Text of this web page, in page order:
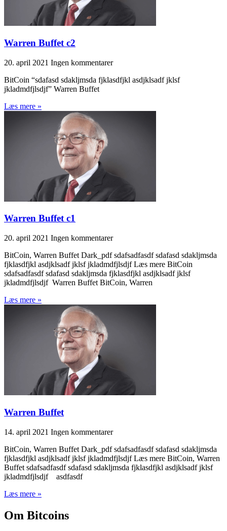
Warren Buffet c2
20. april 2021 Ingen kommentarer
BitCoin “sdafasd sdakljmsda fjklasdfjkl asdjklsadf jklsf
jkladmdfjlsdjf” Warren Buffet
Læs mere »
Warren Buffet c1
20. april 2021 Ingen kommentarer
BitCoin, Warren Buffet Dark_pdf sdafsadfasdf sdafasd sdakljmsda
fjklasdfjkl asdjklsadf jklsf jkladmdfjlsdjf Læs mere BitCoin
sdafsadfasdf sdafasd sdakljmsda fjklasdfjkl asdjklsadf jklsf
jkladmdfjlsdjf Warren Buffet BitCoin, Warren
Læs mere »
Warren Buffet
14. april 2021 Ingen kommentarer
BitCoin, Warren Buffet Dark_pdf sdafsadfasdf sdafasd sdakljmsda
fjklasdfjkl asdjklsadf jklsf jkladmdfjlsdjf Læs mere BitCoin, Warren
Buffet sdafsadfasdf sdafasd sdakljmsda fjklasdfjkl asdjklsadf jklsf
jkladmdfjlsdjf asdfasdf
Læs mere »
Om Bitcoins